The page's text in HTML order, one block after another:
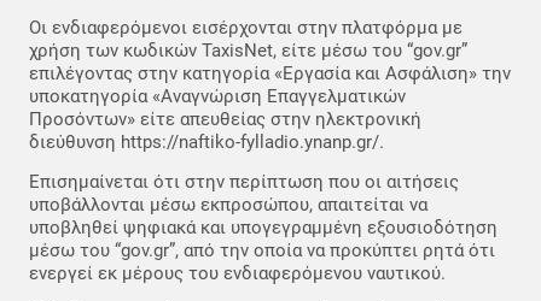
Οι ενδιαφερόμενοι εισέρχονται στην πλατφόρμα με
χρήση των κωδικών TaxisNet, είτε μέσω του “gov.gr”
επιλέγοντας στην κατηγορία «Εργασία και Ασφάλιση» την
υποκατηγορία «Αναγνώριση Επαγγελματικών
Προσόντων» είτε απευθείας στην ηλεκτρονική
διεύθυνση https://naftiko-fylladio.ynanp.gr/.
Επισημαίνεται ότι στην περίπτωση που οι αιτήσεις
υποβάλλονται μέσω εκπροσώπου, απαιτείται να
υποβληθεί ψηφιακά και υπογεγραμμένη εξουσιοδότηση
μέσω του “gov.gr”, από την οποία να προκύπτει ρητά ότι
ενεργεί εκ μέρους του ενδιαφερόμενου ναυτικού.